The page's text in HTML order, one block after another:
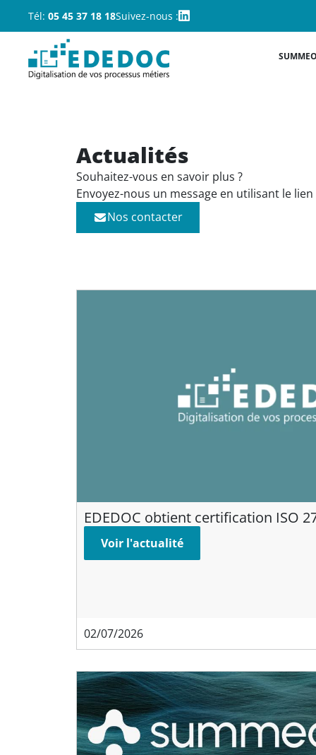
Tél: 05 45 37 18 18Suivez-nous :
Actualités
Souhaitez-vous en savoir plus ?
Envoyez-nous un message en utilisant le
Nos contacter
EDEDOC obtient certification ISO
Voir l'actualité
02/07/2026